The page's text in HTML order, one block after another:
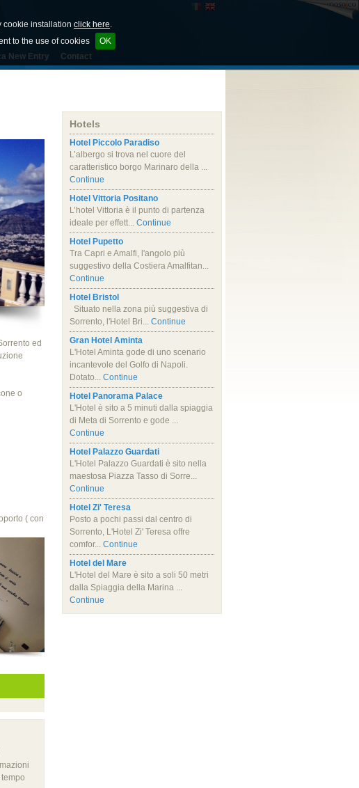
cookie installation click here.
to the use of cookies
OK
New Entry Contact
ed
o
( con
Hotels
Hotel Piccolo Paradiso
L’albergo si trova nel cuore del
caratteristico borgo Marinaro della ...
Continue
Hotel Vittoria Positano
L’hotel Vittoria è il punto di partenza
ideale per effett... Continue
Hotel Pupetto
Tra Capri e Amalfi, l'angolo più
suggestivo della Costiera Amalfitan...
Continue
Hotel Bristol
Situato nella zona più suggestiva di
Sorrento, l'Hotel Bri... Continue
Gran Hotel Aminta
L'Hotel Aminta gode di uno scenario
incantevole del Golfo di Napoli.
Dotato... Continue
Hotel Panorama Palace
L'Hotel è sito a 5 minuti dalla spiaggia
di Meta di Sorrento e gode ...
Continue
Hotel Palazzo Guardati
L'Hotel Palazzo Guardati è sito nella
maestosa Piazza Tasso di Sorre...
Continue
Hotel Zi' Teresa
Posto a pochi passi dal centro di
Sorrento, L'Hotel Zi' Teresa offre
comfor... Continue
Hotel del Mare
L'Hotel del Mare è sito a soli 50 metri
dalla Spiaggia della Marina ...
Continue